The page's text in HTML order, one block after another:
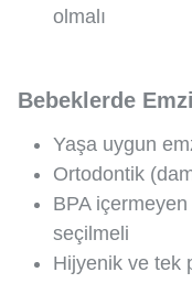
olmalı
Bebeklerde
Yaşa uygun
Ortodontik
BPA
seçilmeli
Hijyenik ve tek